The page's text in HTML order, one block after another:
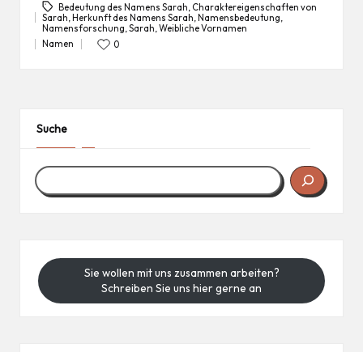
Tags:
Bedeutung des Namens Sarah, Charaktereigenschaften von
Sarah,Herkunft des Namens Sarah,Namensbedeutung,
Namensforschung,Sarah,Weibliche Vornamen
Posted
Namen 0
Suche
Sie wollen mit uns zusammen arbeiten?
Schreiben Sie uns hier gerne an